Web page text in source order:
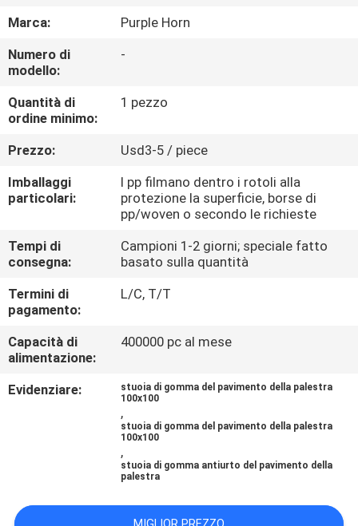
GIRO
DELLA
FABBRICA
CONTROLLO
DI
QUALITÀ
CONTATTICI
BLOG
RICHIEDA
UNA
CITAZIONE
Marca:
Purple Horn
Numero di
modello:
-
Quantità di
ordine minimo:
1 pezzo
Prezzo:
Usd3-5 / piece
Imballaggi
particolari:
I pp filmano dentro i rotoli alla
protezione la superficie, borse di
pp/woven o secondo le richieste
Tempi di
consegna:
Campioni 1-2 giorni; speciale fatto
basato sulla quantità
Termini di
pagamento:
L/C, T/T
Capacità di
alimentazione:
400000 pc al mese
Evidenziare:
stuoia di gomma del pavimento della palestra
100x100
,
stuoia di gomma del pavimento della palestra
100x100
,
stuoia di gomma antiurto del pavimento della
palestra